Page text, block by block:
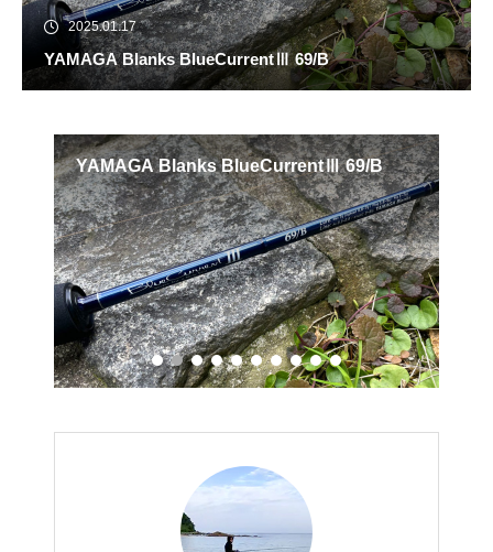
2025.01.17
YAMAGA Blanks BlueCurrentⅢ 69/B
YAMAGA Blanks BlueCurrentⅢ 69/B